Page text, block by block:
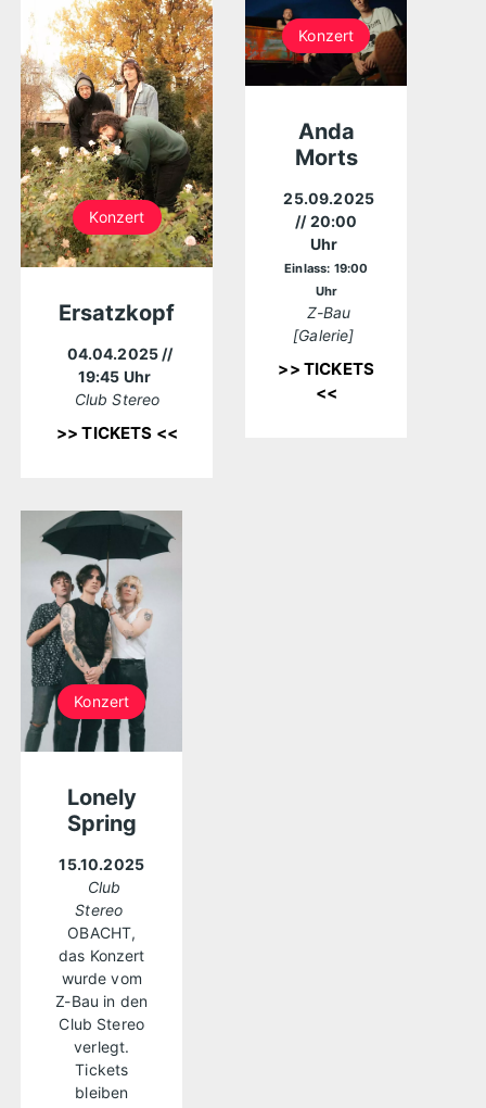
Konzert
Ersatzkopf
04.04.2025 //
19:45 Uhr
Club Stereo
>> TICKETS <<
Konzert
Anda
Morts
25.09.2025
// 20:00
Uhr
Einlass: 19:00
Uhr
Z-Bau
[Galerie]
>> TICKETS
<<
Konzert
Lonely
Spring
15.10.2025
Club
Stereo
OBACHT,
das Konzert
wurde vom
Z-Bau in den
Club Stereo
verlegt.
Tickets
bleiben